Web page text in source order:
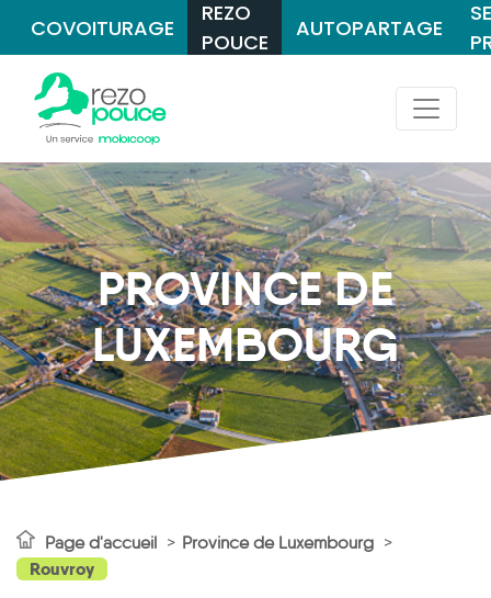
COVOITURAGE
REZO
POUCE
AUTOPARTAGE
PROVINCE DE
LUXEMBOURG
Page d'accueil Province de Luxembourg
Rouvroy